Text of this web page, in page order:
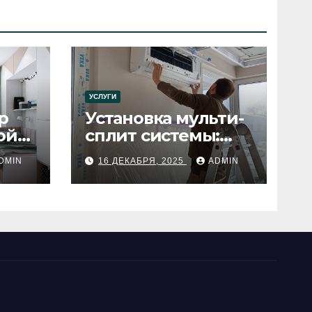
УСЛУГИ
Установка мульти-
сплит системы:
пошаговое
руководство
16 ДЕКАБРЯ, 2025 ADMIN